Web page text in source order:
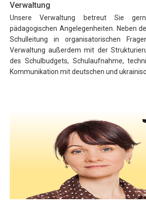
Verwaltung
Unsere Verwaltung betreut Sie
pädagogischen Angelegenheiten. Neben
Schulleitung in organisatorischen
Verwaltung außerdem mit der
des Schulbudgets, Schulaufnahme,
Kommunikation mit deutschen und